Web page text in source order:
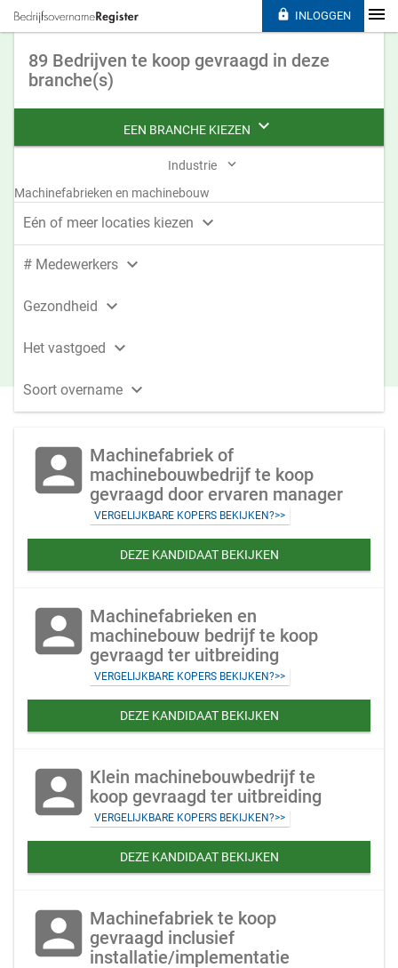
89 Bedrijven te koop gevraagd in deze
branche(s)
EEN BRANCHE KIEZEN 
Industrie 
Machinefabrieken en machinebouw
Eén of meer locaties kiezen 
# Medewerkers 
Gezondheid 
Het vastgoed 
Soort overname 
account_box Machinefabriek of
machinebouwbedrijf te koop
gevraagd door ervaren manager
VERGELIJKBARE KOPERS BEKIJKEN?>>
DEZE KANDIDAAT BEKIJKEN
account_box Machinefabrieken en
machinebouw bedrijf te koop
gevraagd ter uitbreiding
VERGELIJKBARE KOPERS BEKIJKEN?>>
DEZE KANDIDAAT BEKIJKEN
account_box Klein machinebouwbedrijf te
koop gevraagd ter uitbreiding
VERGELIJKBARE KOPERS BEKIJKEN?>>
DEZE KANDIDAAT BEKIJKEN
account_box Machinefabriek te koop
gevraagd inclusief
installatie/implementatie
 INLOGGEN